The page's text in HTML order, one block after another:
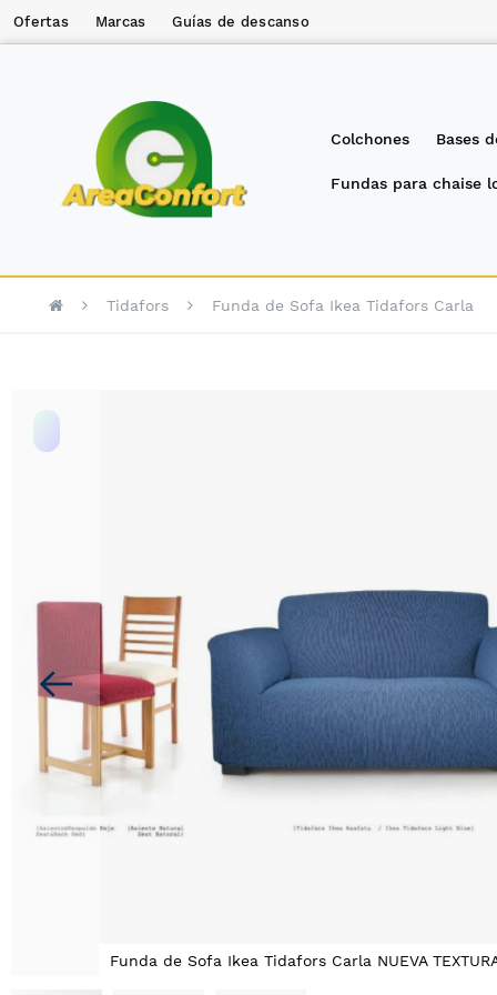
Ofertas Marcas Guías de descanso
Colchones Bases
Fundas para chaise
Tidafors Funda de Sofa Ikea Tidafors Carla
final
Funda de Sofa Ikea Tidafors Carla NUEVA